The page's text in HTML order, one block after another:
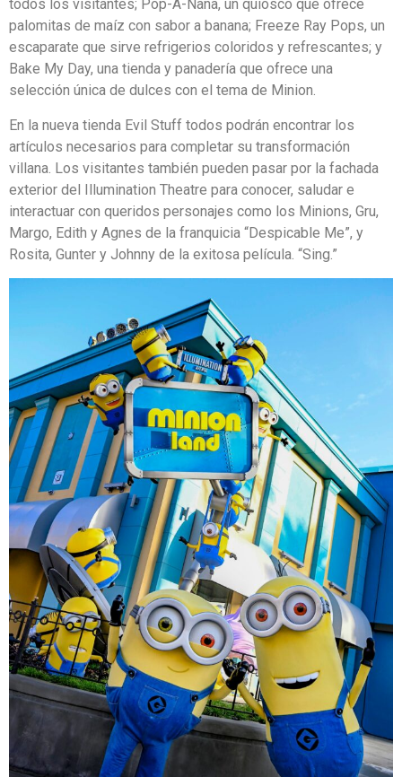
todos los visitantes; Pop-A-Nana, un quiosco que ofrece
palomitas de maíz con sabor a banana; Freeze Ray Pops, un
escaparate que sirve refrigerios coloridos y refrescantes; y
Bake My Day, una tienda y panadería que ofrece una
selección única de dulces con el tema de Minion.
En la nueva tienda Evil Stuff todos podrán encontrar los
artículos necesarios para completar su transformación
villana. Los visitantes también pueden pasar por la fachada
exterior del Illumination Theatre para conocer, saludar e
interactuar con queridos personajes como los Minions, Gru,
Margo, Edith y Agnes de la franquicia “Despicable Me”, y
Rosita, Gunter y Johnny de la exitosa película. “Sing.”